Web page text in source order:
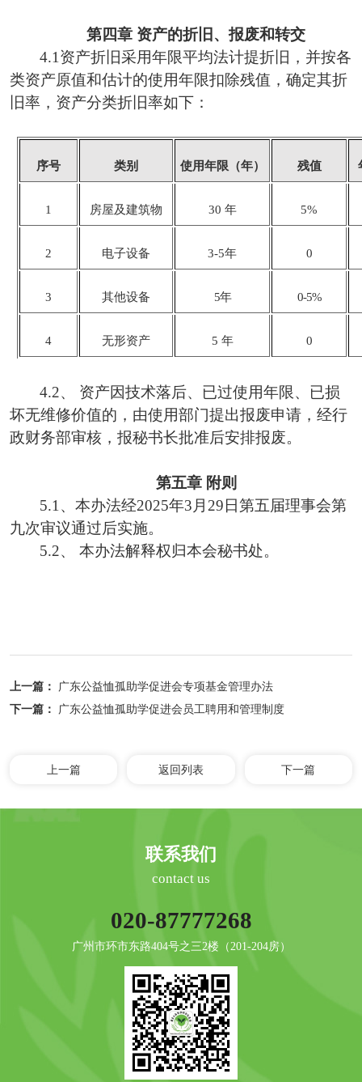
第四章 资产的折旧、报废和转交
4.1 资产折旧采用年限平均法计提折旧，并按各
类资产原值和估计的使用年限扣除残值，确定其折
旧率，资产分类折旧率如下：
序号 类别 使用年限（年） 残值
1 房屋及建筑物 30 年 5%
2 电子设备 3-5年 0
3 其他设备 5年 0-5%
4 无形资产 5 年 0
4.2、 资产因技术落后、已过使用年限、 已损
坏无维修价值的， 由使用部门提出报废申请， 经行
政财务部审核，报秘书长批准后安排报废。
第五章附则
5.1、 本办法经2025年3月29日第五届理事会第
九次审议通过后实施。
5.2、 本办法解释权归本会秘书处。
上一篇：
广东公益恤孤助学促进会专项基金管理办法
下一篇：
广东公益恤孤助学促进会员工聘用和管理制度
上一篇 返回列表 下一篇
联系我们
contact us
020-87777268
广州市环市东路404号之三2楼（201-204房）